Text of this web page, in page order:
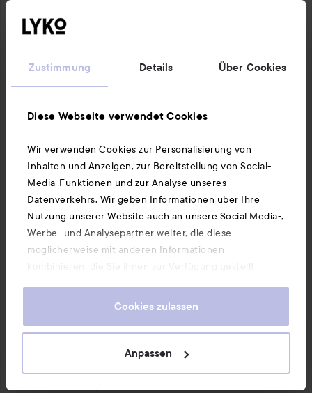
Zustimmung Details Über Cookies
Diese Webseite verwendet Cookies
Wir verwenden Cookies zur Personalisierung von
Inhalten und Anzeigen, zur Bereitstellung von Social-
Media-Funktionen und zur Analyse unseres
Datenverkehrs. Wir geben Informationen über Ihre
Nutzung unserer Website auch an unsere Social Media-,
Werbe- und Analysepartner weiter, die diese
möglicherweise mit anderen Informationen
kombinieren, die Sie ihnen zur Verfügung gestellt
gesammelt haben. Wenn Sie unsere Website weiterhin
Cookies zu. Informationen darüber, wie Sie Ihre Cookie-
Einstellungen ändern können, finden Sie in unseren
Cookies zulassen
Anpassen
1 PRODUKT IN DEM BEITRAG BRUTAL EHRLICHE REZENSION